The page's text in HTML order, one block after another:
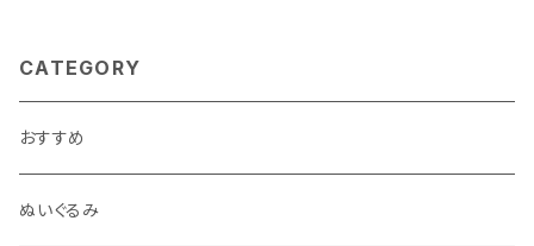
CATEGORY
おすすめ
ぬいぐるみ